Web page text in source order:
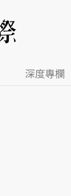
深度專欄